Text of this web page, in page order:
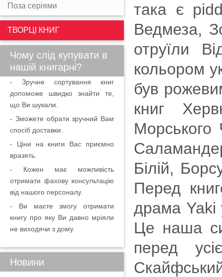
така є
Ведмеза,
отруїли
кольором
був
книг
Білій,
Перед
драма Yaki
Це наша
перед
Поза серіями
ТВОРЦІ КНИГ
Чому слід купувати в
нашій книгарні?
- Зручне сортування книг
допоможе швидко знайти те,
що Ви шукали.
- Зможете обрати зручний Вам
спосіб доставки.
- Ціни на книги Вас приємно
вразять.
- Кожен має можливість
отримати фахову консультацію
від нашого персоналу.
- Ви маєте змогу отримати
книгу про яку Ви давно мріяли
не виходячи з дому.
Новини